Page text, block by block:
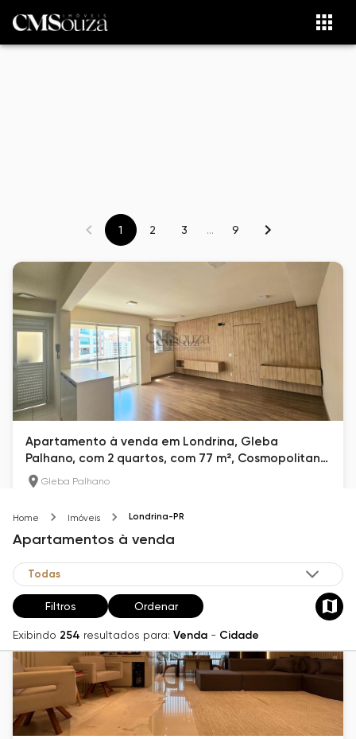
Home Imóveis Londrina-PR
Apartamentos à venda
Filtros Ordenar
Exibindo 254 resultados para: Venda - Cidade
1 2 3 ... 9
Apartamento à venda em Londrina, Gleba
Palhano, com 2 quartos, com 77 m², Cosmopolitan
Residence
Gleba Palhano
R$ 690.000